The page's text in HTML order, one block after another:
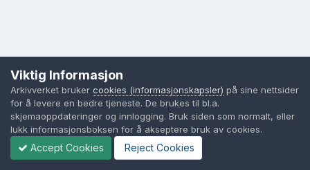
Viktig Informasjon
Arkivverket bruker cookies (informasjonskapsler) på sine nettsider
for å levere en bedre tjeneste. De brukes til bl.a.
skjemaoppdateringer og innlogging. Bruk siden som normalt, eller
lukk informasjonsboksen for å akseptere bruk av cookies.
Accept Cookies Reject Cookies